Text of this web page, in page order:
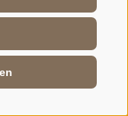
und
verknüpfung
anhand
genauer
zu erteilen, zu